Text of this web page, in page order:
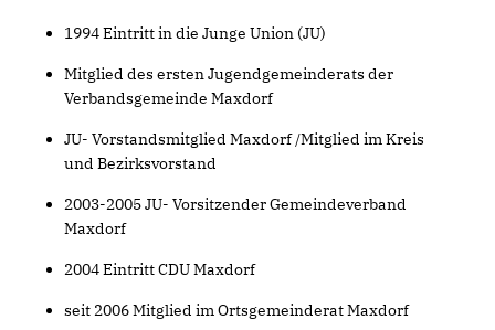
1994 Eintritt in die Junge Union (JU)
Mitglied des ersten Jugendgemeinderats der
Verbandsgemeinde Maxdorf
JU- Vorstandsmitglied Maxdorf /Mitglied im Kreis
und Bezirksvorstand
2003-2005 JU- Vorsitzender Gemeindeverband
Maxdorf
2004 Eintritt CDU Maxdorf
seit 2006 Mitglied im Ortsgemeinderat Maxdorf